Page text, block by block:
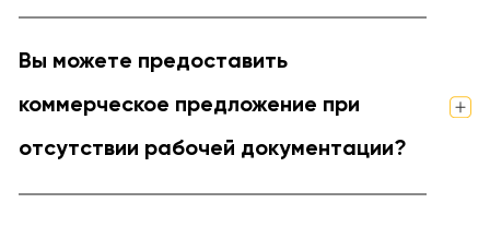
Вы можете предоставить
коммерческое предложение при
отсутствии рабочей документации?